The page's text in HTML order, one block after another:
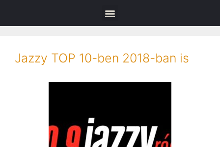
Jazzy TOP 10-ben 2018-ban is